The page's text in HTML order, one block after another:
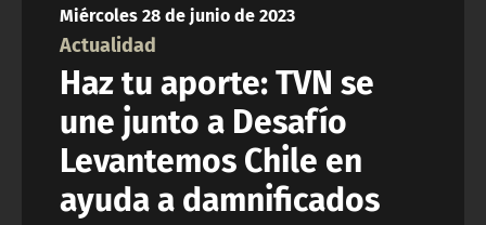
Miércoles 28 de junio de 2023
Actualidad
Haz tu aporte: TVN se
une junto a Desafío
Levantemos Chile en
ayuda a damnificados